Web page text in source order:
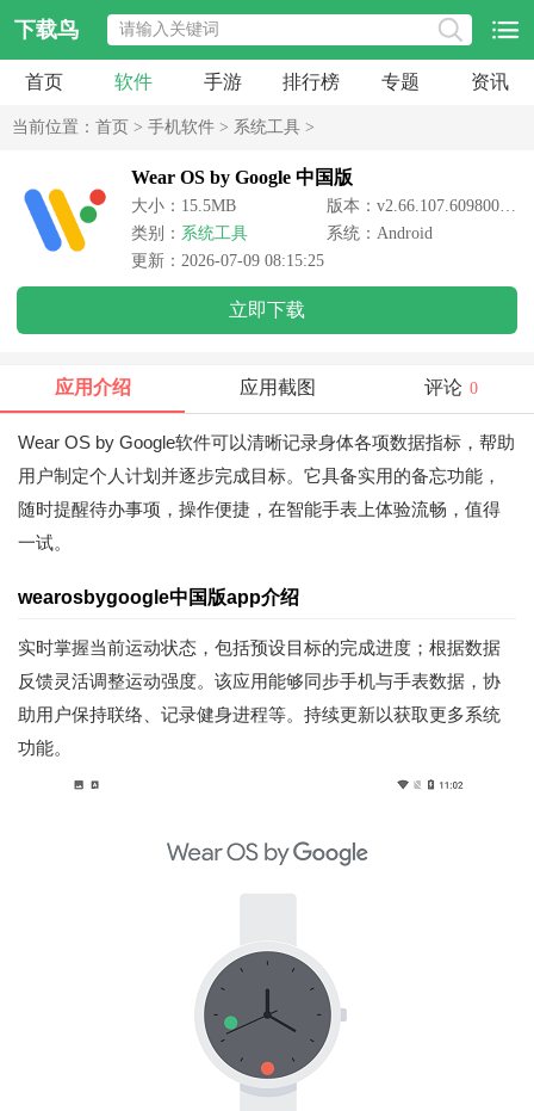
下载鸟
首页 软件 手游 排行榜 专题 资讯
当前位置： 首页 > 手机软件 > 系统工具 >
Wear OS by Google 中国版
大小：15.5MB
版本：v2.66.107.609800246.le
类别： 系统工具
系统：Android
更新：2026-07-09 08:15:25
立即下载
应用介绍 应用截图 评论 0
Wear OS by Google软件可以清晰记录身体各项数据指标，帮助
用户制定个人计划并逐步完成目标。它具备实用的备忘功能，
随时提醒待办事项，操作便捷，在智能手表上体验流畅，值得
一试。
wearosbygoogle中国版app介绍
实时掌握当前运动状态，包括预设目标的完成进度；根据数据
反馈灵活调整运动强度。该应用能够同步手机与手表数据，协
助用户保持联络、记录健身进程等。持续更新以获取更多系统
功能。